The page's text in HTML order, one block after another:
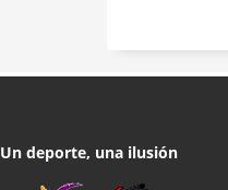
Un deporte, una ilusión